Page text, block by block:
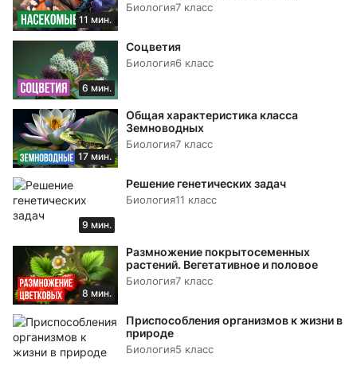
11 мин.
Биология7 класс
6 мин.
Соцветия
Биология6 класс
17 мин.
Общая характеристика класса
Земноводных
Биология7 класс
9 мин.
Решение генетических задач
Биология11 класс
8 мин.
Размножение покрытосеменных
растений. Вегетативное и половое
Биология7 класс
Приспособления организмов к жизни в
природе
Биология5 класс